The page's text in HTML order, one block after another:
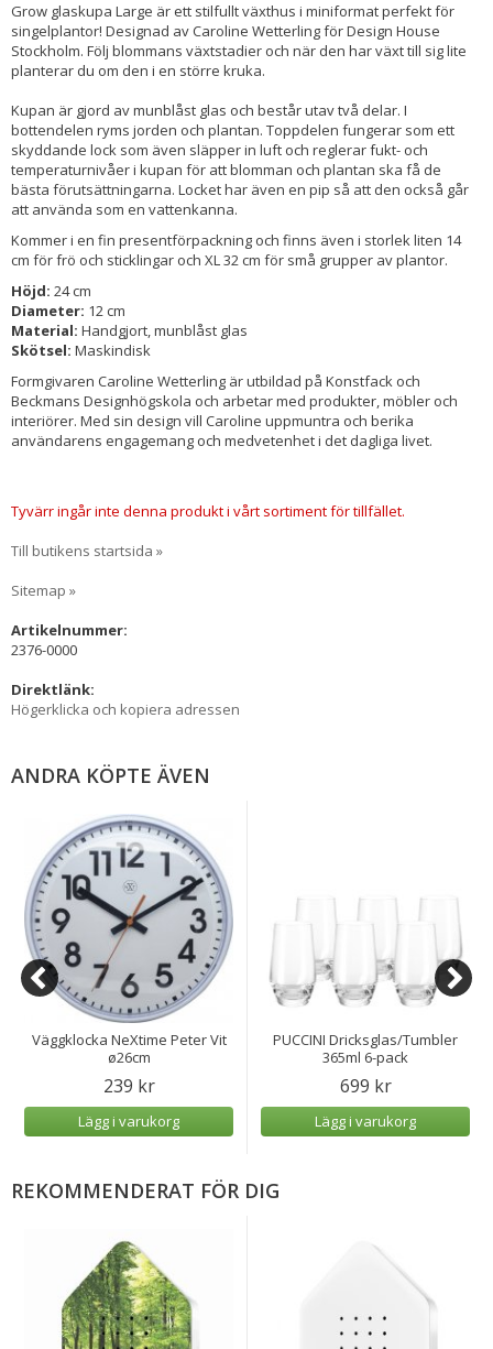
Grow glaskupa Large är ett stilfullt växthus i miniformat perfekt för
singelplantor! Designad av Caroline Wetterling för Design House
Stockholm. Följ blommans växtstadier och när den har växt till sig lite
planterar du om den i en större kruka.
Kupan är gjord av munblåst glas och består utav två delar. I
bottendelen ryms jorden och plantan. Toppdelen fungerar som ett
skyddande lock som även släpper in luft och reglerar fukt- och
temperaturnivåer i kupan för att blomman och plantan ska få de
bästa förutsättningarna. Locket har även en pip så att den också går
att använda som en vattenkanna.
Kommer i en fin presentförpackning och finns även i storlek liten 14
cm för frö och sticklingar och XL 32 cm för små grupper av plantor.
Höjd: 24 cm
Diameter: 12 cm
Material: Handgjort, munblåst glas
Skötsel: Maskindisk
Formgivaren Caroline Wetterling är utbildad på Konstfack och
Beckmans Designhögskola och arbetar med produkter, möbler och
interiörer. Med sin design vill Caroline uppmuntra och berika
användarens engagemang och medvetenhet i det dagliga livet.
Tyvärr ingår inte denna produkt i vårt sortiment för tillfället.
Till butikens startsida »
Sitemap »
Artikelnummer:
2376-0000
Direktlänk:
Högerklicka och kopiera adressen
ANDRA KÖPTE ÄVEN
Väggklocka NeXtime Peter Vit
ø26cm
239 kr
Lägg i varukorg
PUCCINI Dricksglas/Tumbler
365ml 6-pack
699 kr
Lägg i varukorg
REKOMMENDERAT FÖR DIG